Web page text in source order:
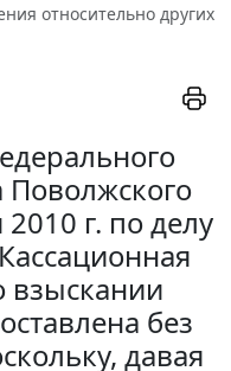
относительно других
Поволжского
2010 г. по делу
взыскании
без
давая